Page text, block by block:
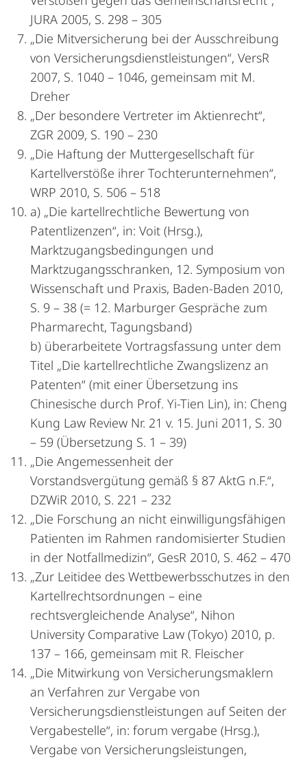
JURA 2005, S. 298 – 305
„Die Mitversicherung bei der Ausschreibung
von Versicherungsdienstleistungen“, VersR
2007, S. 1040 – 1046, gemeinsam mit M.
Dreher
„Der besondere Vertreter im Aktienrecht“,
ZGR 2009, S. 190 – 230
„Die Haftung der Muttergesellschaft für
Kartellverstöße ihrer Tochterunternehmen“,
WRP 2010, S. 506 – 518
a) „Die kartellrechtliche Bewertung von
Patentlizenzen“, in: Voit (Hrsg.),
Marktzugangsbedingungen und
Marktzugangsschranken, 12. Symposium von
Wissenschaft und Praxis, Baden-Baden 2010,
S. 9 – 38 (= 12. Marburger Gespräche zum
Pharmarecht, Tagungsband)
b) überarbeitete Vortragsfassung unter dem
Titel „Die kartellrechtliche Zwangslizenz an
Patenten“ (mit einer Übersetzung ins
Chinesische durch Prof. Yi-Tien Lin), in: Cheng
Kung Law Review Nr. 21 v. 15. Juni 2011, S. 30
– 59 (Übersetzung S. 1 – 39)
„Die Angemessenheit der
Vorstandsvergütung gemäß § 87 AktG n.F.“,
DZWiR 2010, S. 221 – 232
„Die Forschung an nicht einwilligungsfähigen
Patienten im Rahmen randomisierter Studien
in der Notfallmedizin“, GesR 2010, S. 462 – 470
„Zur Leitidee des Wettbewerbsschutzes in den
Kartellrechtsordnungen – eine
rechtsvergleichende Analyse“, Nihon
University Comparative Law (Tokyo) 2010, p.
137 – 166, gemeinsam mit R. Fleischer
„Die Mitwirkung von Versicherungsmaklern
an Verfahren zur Vergabe von
Versicherungsdienstleistungen auf Seiten der
Vergabestelle“, in: forum vergabe (Hrsg.),
Vergabe von Versicherungsleistungen,